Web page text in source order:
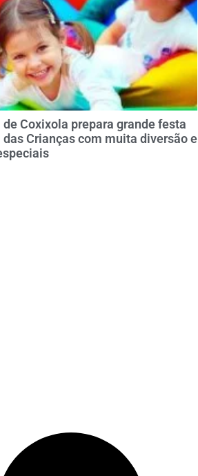
Coxixola prepara grande festa
das Crianças com muita diversão e